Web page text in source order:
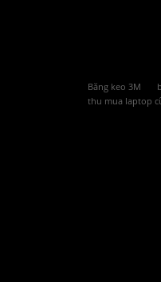
Băng keo 3M
thu mua laptop